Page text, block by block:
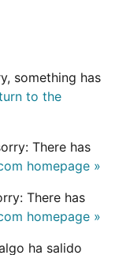
something has
to the
There has
homepage »
There has
homepage »
ha salido